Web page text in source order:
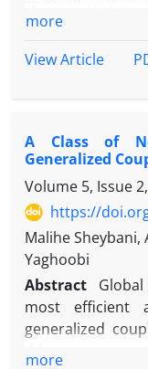
در تکرار درونی با
بیرونی برای
درونی از روش
برای حل دستگاه
سریعتر شدن
عددی کارایی
شرط ساز با آن در
more
View Article
A Class of
Generalized
Volume 5, Issue
https://
Malihe
Yaghoobi
Abstract
most efficient
generalized
more